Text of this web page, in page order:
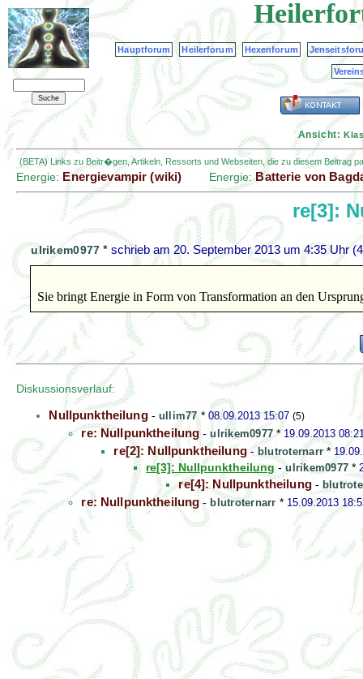
Hauptforum Heilerforum Hexenforum
Ansicht:
(BETA) Links zu Beitr�gen, Artikeln, Ressorts und Webseiten, die zu diesem Beitrag
Energie: Energievampir (wiki) Energie:Batterie von
re[3]:
ulrikem0977 *schrieb am 20. September 2013 um 4:35 Uhr
Sie bringt Energie in Form von Transformation an den
Diskussionsverlauf:
Nullpunktheilung- ullim77* 08.09.2013 15:07 (5)
re: Nullpunktheilung-ulrikem0977* 19.09.2013
re[2]: Nullpunktheilung- blutroternarr*
re[3]: Nullpunktheilung -ulrikem0977 *
re[4]: Nullpunktheilung-
re: Nullpunktheilung- blutroternarr * 15.09.2013